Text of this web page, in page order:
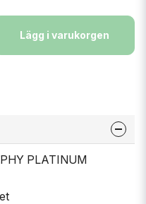
Lägg i varukorgen
PLATINUM